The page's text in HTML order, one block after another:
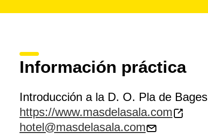
Información práctica
Introducción a la D. O. Pla de Bages
https://www.masdelasala.com
hotel@masdelasala.com